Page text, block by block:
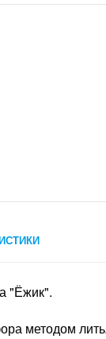
"Ёжик".
методом